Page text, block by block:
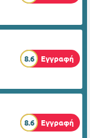
8.6 Εγγραφή
8.6 Εγγραφή